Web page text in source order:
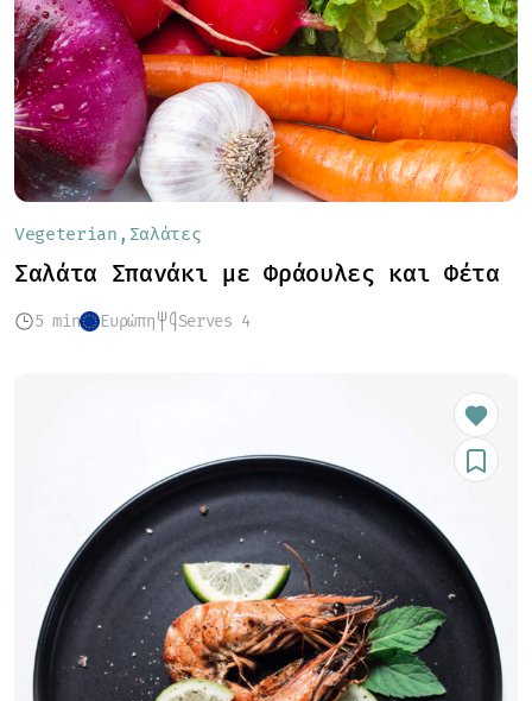
Vegeterian Σαλάτες
Σαλάτα Σπανάκι με Φράουλες και Φέτα
5 min Ευρώπη Serves 4